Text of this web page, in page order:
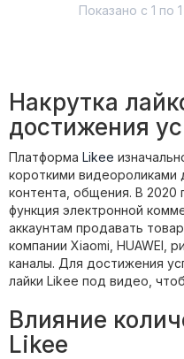
Показано с 1 по
Накрутка
достижения
Платформа Likee
короткими видеороликами
контента, общения. В 2020
функция электронной
аккаунтам продавать
компании Xiaomi, HUAWEI,
каналы. Для достижения
лайки Likee под видео,
Влияние
Likee